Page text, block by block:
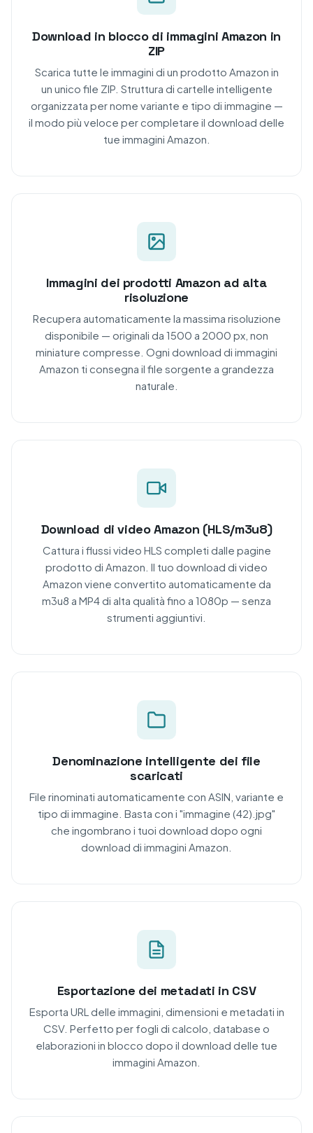
Download in blocco di immagini Amazon in
ZIP
Scarica tutte le immagini di un prodotto Amazon in
un unico file ZIP. Struttura di cartelle intelligente
organizzata per nome variante e tipo di immagine —
il modo più veloce per completare il download delle
tue immagini Amazon.
Immagini dei prodotti Amazon ad alta
risoluzione
Recupera automaticamente la massima risoluzione
disponibile — originali da 1500 a 2000 px, non
miniature compresse. Ogni download di immagini
Amazon ti consegna il file sorgente a grandezza
naturale.
Download di video Amazon (HLS/m3u8)
Cattura i flussi video HLS completi dalle pagine
prodotto di Amazon. Il tuo download di video
Amazon viene convertito automaticamente da
m3u8 a MP4 di alta qualità fino a 1080p — senza
strumenti aggiuntivi.
Denominazione intelligente dei file
scaricati
File rinominati automaticamente con ASIN, variante e
tipo di immagine. Basta con i "immagine (42).jpg"
che ingombrano i tuoi download dopo ogni
download di immagini Amazon.
Esportazione dei metadati in CSV
Esporta URL delle immagini, dimensioni e metadati in
CSV. Perfetto per fogli di calcolo, database o
elaborazioni in blocco dopo il download delle tue
immagini Amazon.